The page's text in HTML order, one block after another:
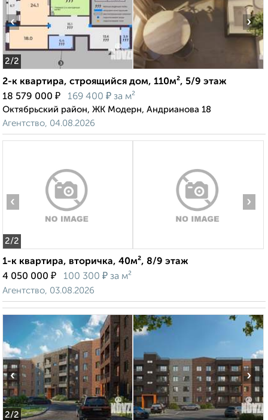
2/2
‹ ›
2-к квартира, строящийся дом, 110м², 5/9 этаж
18 579 000 ₽ 169 400 ₽ за м²
Октябрьский район, ЖК Модерн, Андрианова 18
Агентство, 04.08.2026
2/2
‹ ›
1-к квартира, вторичка, 40м², 8/9 этаж
4 050 000 ₽ 100 300 ₽ за м²
Агентство, 03.08.2026
2/2
‹ ›